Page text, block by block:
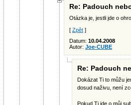
Re: Padouch
Otázka je, jestli jde o
[ Zpět ]
Datum: 10.04.2008
Autor: Joe-CUBE
Re: Padouch
Dokázat Ti to můžu
dosud naživu, není
Pokud Ti jde o můj